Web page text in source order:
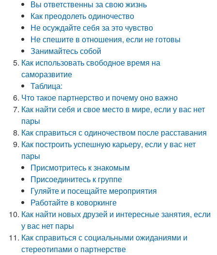
Вы ответственны за свою жизнь
Как преодолеть одиночество
Не осуждайте себя за это чувство
Не спешите в отношения, если не готовы
Занимайтесь собой
Как использовать свободное время на
саморазвитие
Таблица:
Что такое партнерство и почему оно важно
Как найти себя и свое место в мире, если у вас нет
пары
Как справиться с одиночеством после расставания
Как построить успешную карьеру, если у вас нет
пары
Присмотритесь к знакомым
Присоединитесь к группе
Гуляйте и посещайте мероприятия
Работайте в коворкинге
Как найти новых друзей и интересные занятия, если
у вас нет пары
Как справиться с социальными ожиданиями и
стереотипами о партнерстве